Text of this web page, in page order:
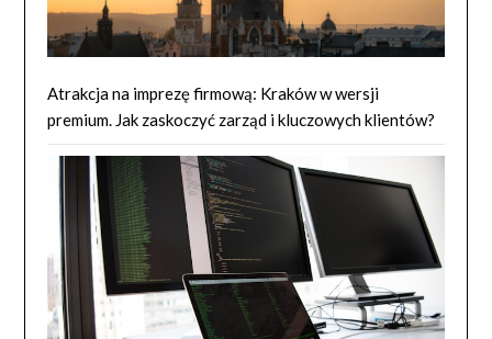
Atrakcja na imprezę firmową: Kraków w wersji
premium. Jak zaskoczyć zarząd i kluczowych klientów?